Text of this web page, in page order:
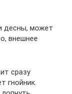
десны, может
внешнее
сразу
гнойник.